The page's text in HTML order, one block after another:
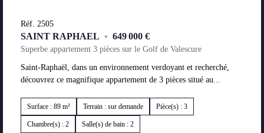
Réf. 2505
SAINT RAPHAEL • 649 000 €
Superbe appartement 3 pièces sur le Golf de Valescure
Saint-Raphaël, dans un environnement verdoyant et recherché,
découvrez ce magnifique appartement de 3 pièces situé au...
Surface : 89 m² Terrain : sur demande Pièce(s) : 3
Chambre(s) : 2 Salle(s) de bain : 2